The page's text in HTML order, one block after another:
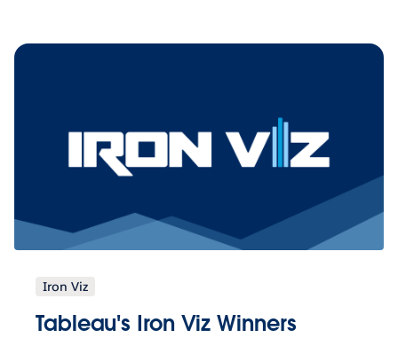
Iron Viz
Tableau's Iron Viz Winners